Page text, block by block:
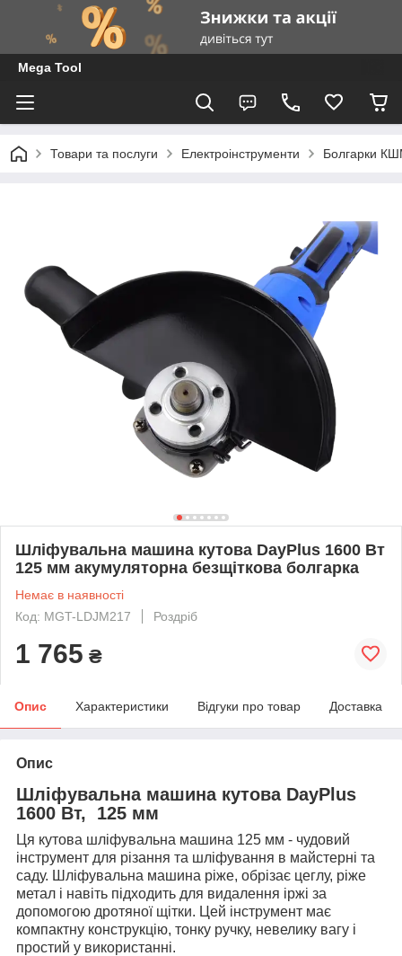
Mega Tool
Товари та послуги Електроінструменти Болгарки
Шліфувальна машина кутова DayPlus 1600 Вт
125 мм акумуляторна безщіткова болгарка
Немає в наявності
Код: MGT-LDJM217
Роздріб
1 765 ₴
Опис Характеристики Відгуки про товар Доставка
Опис
Шліфувальна машина кутова DayPlus
1600 Вт, 125 мм
Ця кутова шліфувальна машина 125 мм - чудовий
інструмент для різання та шліфування в майстерні та
саду. Ш ліфувальна машина ріже, обрізає цеглу, ріже
метал і навіть підходить для видалення іржі за
допомогою дротяної щітки. Цей інструмент має
компактну конструкцію, тонку ручку, невелику вагу і
простий у використанні.